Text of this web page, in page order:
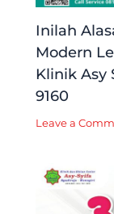
Inilah
Modern
Klinik Asy
9160
Leave a